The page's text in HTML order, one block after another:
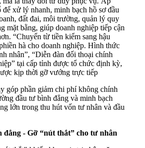
để xử lý nhanh, minh bạch hồ sơ đầu
đất đai, môi trường, quản lý quy
mặt bằng, giúp doanh nghiệp tiếp cận
“Chuyển từ tiền kiểm sang hậu
hà cho doanh nghiệp. Hình thức
nhân”, “Diễn đàn đối thoại chính
tại cấp tỉnh được tổ chức định kỳ,
kịp thời gỡ vướng trực tiếp
góp phần giảm chi phí không chính
đầu tư bình đẳng và minh bạch
lớn trong thu hút vốn tư nhân và đầu
đẳng - Gỡ “nút thắt” cho tư nhân